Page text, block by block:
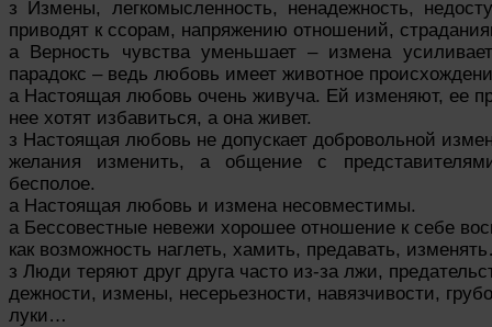
з Измены, легкомысленность, ненадежность,
приводят к ссорам, напряжению отношений,
а Верность чувства уменьшает – измена
парадокс – ведь любовь имеет животное
а Настоящая любовь очень живуча. Ей изменяют, ее
нее хотят избавиться, а она живет.
з Настоящая любовь не допускает добровольной
желания изменить, а общение с
бесполое.
а Настоящая любовь и измена несовместимы.
а Бессовестные невежи хорошее отношение к себе
как возможность наглеть, хамить, предавать,
з Люди теряют друг друга часто из-за лжи,
дежности, измены, несерьезности, навязчивости,
луки…